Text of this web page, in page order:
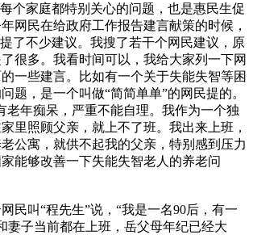
个家庭都特别关心的问题，也是惠民生促
网民在给政府工作报告建言献策的时候，
了不少建议。我搜了若干个网民建议，原
很多。我看时间可以，我给大家列一下网
一些建言。比如有一个关于失能失智等困
题，是一个叫做“简简单单”的网民提的。
老年痴呆，严重不能自理。我作为一个独
里照顾父亲，就上不了班。我出来上班，
公寓，就供不起我的父亲，特别感到压力
能够改善一下失能失智老人的养老问
民叫“程先生”说，“我是一名90后，有一
妻子当前都在上班，岳父母年纪已经大